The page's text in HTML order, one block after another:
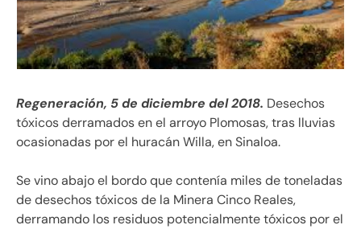
Regeneración, 5 de diciembre del 2018. Desechos
tóxicos derramados en el arroyo Plomosas, tras lluvias
ocasionadas por el huracán Willa, en Sinaloa.
Se vino abajo el bordo que contenía miles de toneladas
de desechos tóxicos de la Minera Cinco Reales,
derramando los residuos potencialmente tóxicos por el